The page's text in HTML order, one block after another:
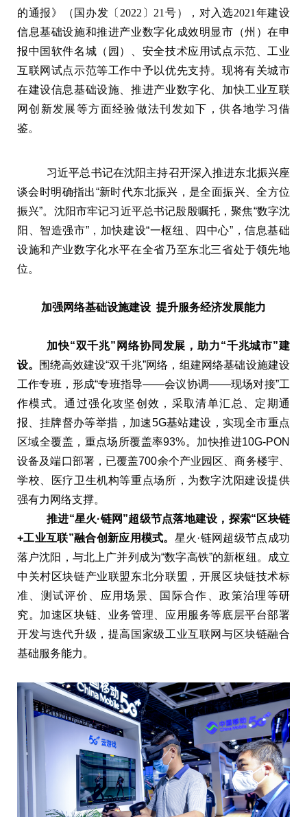
的通报》（国办发〔 2022 〕 21 号），对入选2021 年建设
信息基础设施和推进产业数字化成效明显市（州）在申
报中国软件名城（园）、安全技术应用试点示范、工业
互联网试点示范等工作中予以优先支持。现将有关城市
在建设信息基础设施、推进产业数字化、加快工业互联
网创新发展等方面经验做法刊发如下，供各地学习借
鉴。
习近平总书记在沈阳主持召开深入推进东北振兴座
谈会时明确指出“新时代东北振兴，是全面振兴、全方位
振兴”。沈阳市牢记习近平总书记殷殷嘱托，聚焦“数字沈
阳、智造强市”，加快建设“一枢纽、四中心”，信息基础
设施和产业数字化水平在全省乃至东北三省处于领先地
位。
加强网络基础设施建设 提升服务经济发展能力
加快“双千兆” 网络协同发展 ，助力“千兆城市”建
设。 围绕高效建设“双千兆”网络，组建网络基础设施建设
工作专班，形成“专班指导——会议协调——现场对接”工
作模式。通过强化攻坚创效，采取清单汇总、定期通
报、挂牌督办等举措，加速5G基站建设，实现全市重点
区域全覆盖，重点场所覆盖率93%。加快推进10G-PON
设备及端口部署，已覆盖700余个产业园区、商务楼宇、
学校、医疗卫生机构等重点场所，为数字沈阳建设提供
强有力网络支撑。
推进“星火·链网”超级节点落地建设，探索“区块链
+工业互联”融合创新应用模式。 星火·链网超级节点成功
落户沈阳，与北上广并列成为“数字高铁”的新枢纽。成立
中关村区块链产业联盟东北分联盟，开展区块链技术标
准、测试评价、应用场景、国际合作、政策治理等研
究。加速区块链、业务管理、应用服务等底层平台部署
开发与迭代升级，提高国家级工业互联网与区块链融合
基础服务能力。